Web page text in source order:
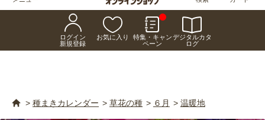
ログイン
新規登録
お気に入り
特集・キャン
ペーン
デジタルカタ
ログ
> 種まきカレンダー > 草花の種 > ６月 > 温暖地